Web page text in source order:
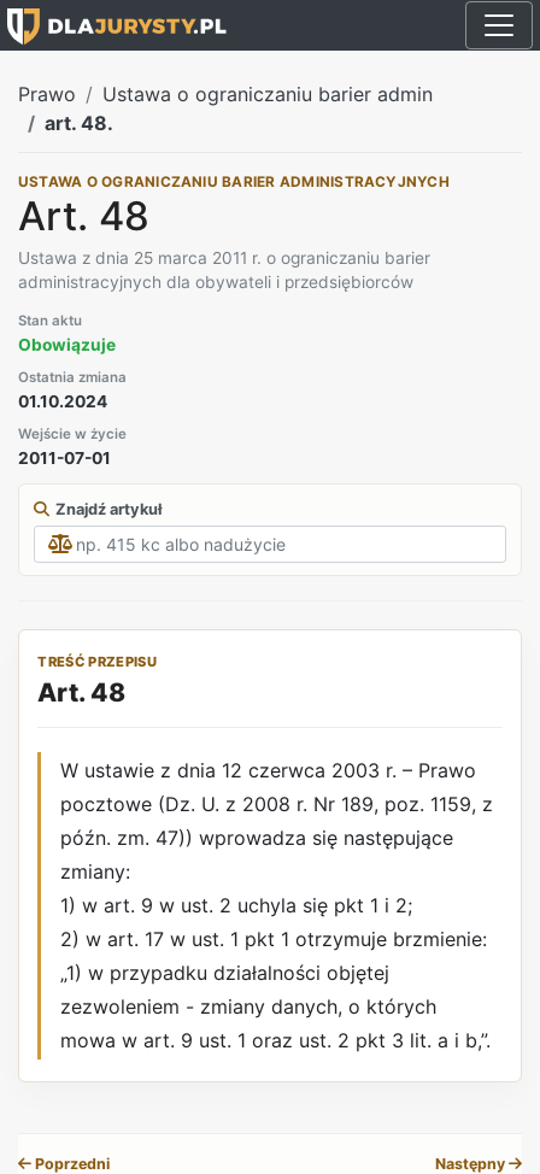
Prawo
Ustawa o ograniczaniu barier admin
art. 48.
USTAWA O OGRANICZANIU BARIER ADMINISTRACYJNYCH
Art. 48
Ustawa z dnia 25 marca 2011 r. o ograniczaniu barier
administracyjnych dla obywateli i przedsiębiorców
Stan aktu
Obowiązuje
Ostatnia zmiana
01.10.2024
Wejście w życie
2011-07-01
Znajdź artykuł
TREŚĆ PRZEPISU
Art. 48
W ustawie z dnia 12 czerwca 2003 r. – Prawo
pocztowe (Dz. U. z 2008 r. Nr 189, poz. 1159, z
późn. zm. 47)) wprowadza się następujące
zmiany:
1) w art. 9 w ust. 2 uchyla się pkt 1 i 2;
2) w art. 17 w ust. 1 pkt 1 otrzymuje brzmienie:
„1) w przypadku działalności objętej
zezwoleniem - zmiany danych, o których
mowa w art. 9 ust. 1 oraz ust. 2 pkt 3 lit. a i b,”.
Poprzedni Następny